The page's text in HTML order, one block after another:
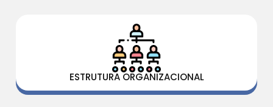
ESTRUTURA ORGANIZACIONAL